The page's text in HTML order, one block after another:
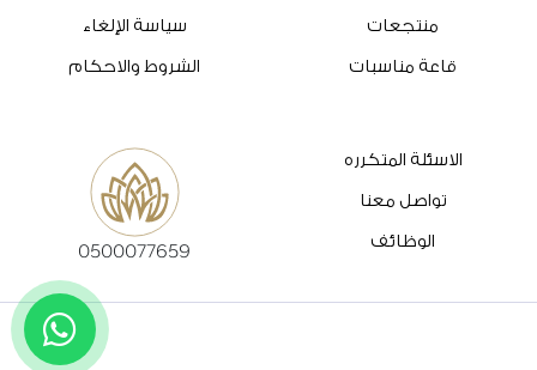
منتجعات
قاعة مناسبات
سياسة الإلغاء
الشروط والاحكام
الاسئلة المتكرره
تواصل معنا
الوظائف 0500077659